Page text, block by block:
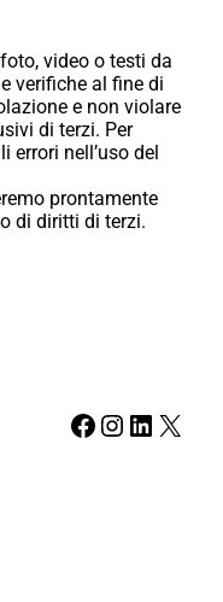
video o testi da
verifiche al fine di
e non violare
di terzi. Per
errori nell’uso del
prontamente
di diritti di terzi.
Facebook Instagram LinkedIn X